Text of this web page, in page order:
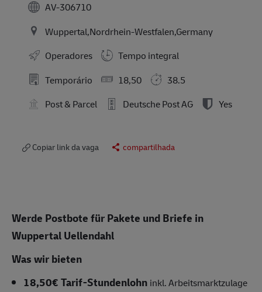
AV-306710
Wuppertal,Nordrhein-Westfalen,Germany
Operadores
Tempo integral
Temporário
18,50
38.5
Post & Parcel
Deutsche Post AG Yes
Copiar link da vaga compartilhada
Werde Postbote für Pakete und Briefe in
Wuppertal Uellendahl
Was wir bieten
18,50€ Tarif-Stundenlohn inkl. Arbeitsmarktzulage